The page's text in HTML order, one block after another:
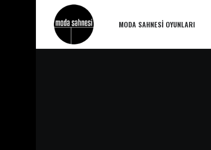
MODA SAHNESI OYUNLARI